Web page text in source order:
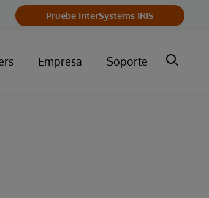
Pruebe InterSystems IRIS
Empresa Soporte